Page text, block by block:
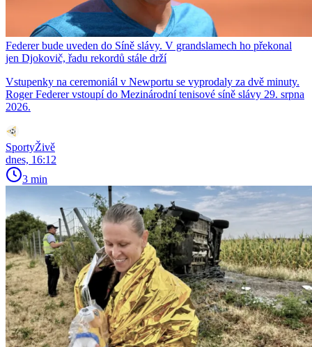
Federer bude uveden do Síně slávy. V grandslamech ho překonal
jen Djokovič, řadu rekordů stále drží
Vstupenky na ceremoniál v Newportu se vyprodaly za dvě minuty.
Roger Federer vstoupí do Mezinárodní tenisové síně slávy 29. srpna
2026.
SportyŽivě
dnes, 16:12
3 min